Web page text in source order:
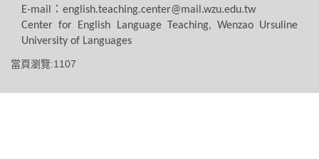
E-mail
： english.teaching.center@mail.wzu.edu.tw
Center for English Language Teaching, Wenzao Ursuline
University of Languages
當頁瀏覽:1107